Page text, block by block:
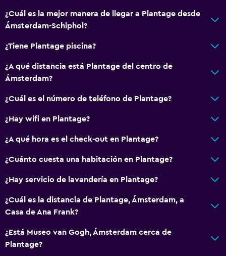
¿Cuál es la mejor manera de llegar a Plantage desde
Ámsterdam-Schiphol?
¿Tiene Plantage piscina?
¿A qué distancia está Plantage del centro de
Ámsterdam?
¿Cuál es el número de teléfono de Plantage?
¿Hay wifi en Plantage?
¿A qué hora es el check-out en Plantage?
¿Cuánto cuesta una habitación en Plantage?
¿Hay servicio de lavandería en Plantage?
¿Cuál es la distancia de Plantage, Ámsterdam, a
Casa de Ana Frank?
¿Está Museo van Gogh, Ámsterdam cerca de
Plantage?